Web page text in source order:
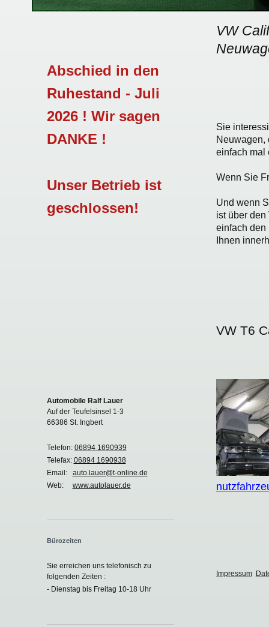
VW
Sie
Neuwagen,
einfach mal
Wenn Sie
Und wenn
ist über
einfach den
Ihnen
VW T6
Impressum
Abschied in den
Ruhestand - Juli
2026 ! Wir sagen
DANKE !
Unser Betrieb ist
geschlossen!
Automobile Ralf Lauer
Auf der Teufelsinsel 1-3
66386 St. Ingbert
Telefon: 06894 1690939
Telefax: 06894 1690938
Email: auto.lauer@t-online.de
Web: www.autolauer.de
Bürozeiten
Sie erreichen uns telefonisch zu
folgenden Zeiten :
- Dienstag bis Freitag 10-18 Uhr